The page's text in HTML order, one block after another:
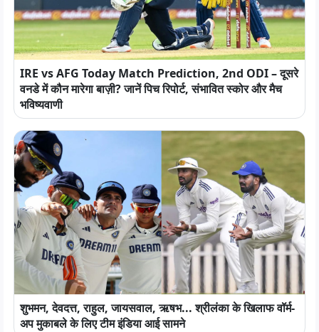
IRE vs AFG Today Match Prediction, 2nd ODI – दूसरे
वनडे में कौन मारेगा बाज़ी? जानें पिच रिपोर्ट, संभावित स्कोर और मैच
भविष्यवाणी
शुभमन, देवदत्त, राहुल, जायसवाल, ऋषभ... श्रीलंका के खिलाफ वॉर्म-
अप मुकाबले के लिए टीम इंडिया आई सामने